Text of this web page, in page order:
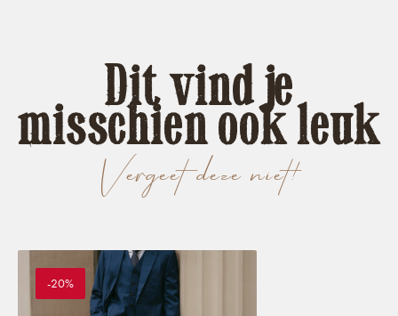
Vergeet deze niet!
Dit vind je
misschien ook leuk
-20%